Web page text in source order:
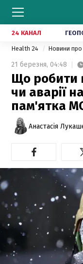
24 КАНАЛ
Health 24 Новини про
21 березня, 04:48
Що робити
чи аварії
пам'ятка
Анастасія